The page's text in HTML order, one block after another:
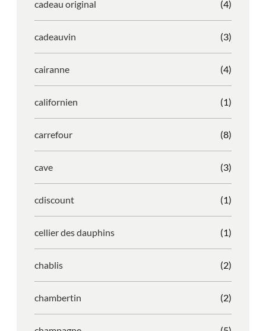
cadeau original (4)
cadeauvin (3)
cairanne (4)
californien (1)
carrefour (8)
cave (3)
cdiscount (1)
cellier des dauphins (1)
chablis (2)
chambertin (2)